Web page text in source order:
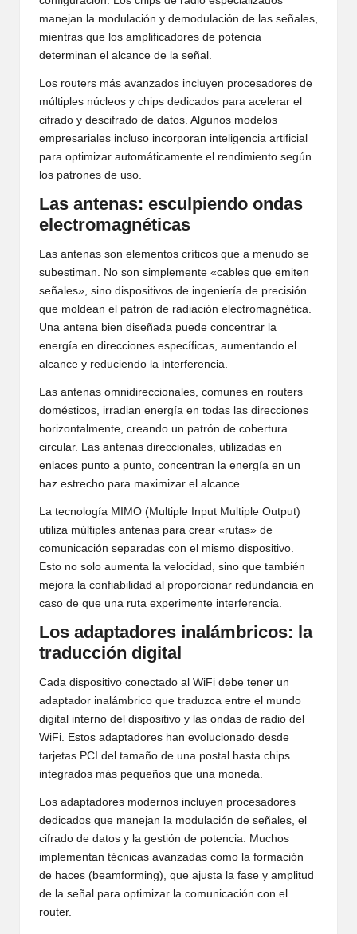
manejan la modulación y demodulación de las señales,
mientras que los amplificadores de potencia
determinan el alcance de la señal.
Los routers más avanzados incluyen procesadores de
múltiples núcleos y chips dedicados para acelerar el
cifrado y descifrado de datos. Algunos modelos
empresariales incluso incorporan inteligencia artificial
para optimizar automáticamente el rendimiento según
los patrones de uso.
Las antenas: esculpiendo ondas
electromagnéticas
Las antenas son elementos críticos que a menudo se
subestiman. No son simplemente «cables que emiten
señales», sino dispositivos de ingeniería de precisión
que moldean el patrón de radiación electromagnética.
Una antena bien diseñada puede concentrar la
energía en direcciones específicas, aumentando el
alcance y reduciendo la interferencia.
Las antenas omnidireccionales, comunes en routers
domésticos, irradian energía en todas las direcciones
horizontalmente, creando un patrón de cobertura
circular. Las antenas direccionales, utilizadas en
enlaces punto a punto, concentran la energía en un
haz estrecho para maximizar el alcance.
La tecnología MIMO (Multiple Input Multiple Output)
utiliza múltiples antenas para crear «rutas» de
comunicación separadas con el mismo dispositivo.
Esto no solo aumenta la velocidad, sino que también
mejora la confiabilidad al proporcionar redundancia en
caso de que una ruta experimente interferencia.
Los adaptadores inalámbricos: la
traducción digital
Cada dispositivo conectado al WiFi debe tener un
adaptador inalámbrico que traduzca entre el mundo
digital interno del dispositivo y las ondas de radio del
WiFi. Estos adaptadores han evolucionado desde
tarjetas PCI del tamaño de una postal hasta chips
integrados más pequeños que una moneda.
Los adaptadores modernos incluyen procesadores
dedicados que manejan la modulación de señales, el
cifrado de datos y la gestión de potencia. Muchos
implementan técnicas avanzadas como la formación
de haces (beamforming), que ajusta la fase y amplitud
de la señal para optimizar la comunicación con el
router.